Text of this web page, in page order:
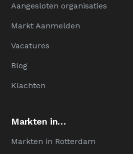
Aangesloten organisaties
Markt Aanmelden
Vacatures
Blog
Klachten
Markten in…
Markten in Rotterdam